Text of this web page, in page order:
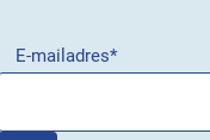
E-mailadres*